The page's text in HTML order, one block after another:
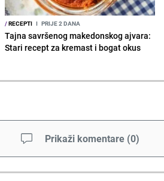
/RECEPTI I PRIJE 2 DANA
Tajna savršenog makedonskog ajvara:
Stari recept za kremast i bogat okus
Prikaži komentare (0)